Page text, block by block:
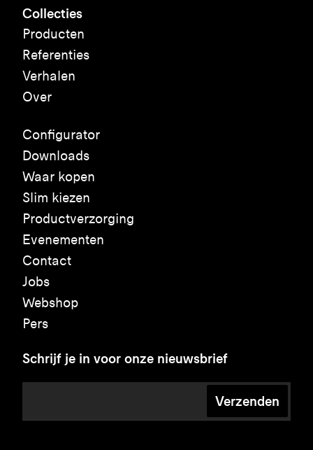
Collecties
Producten
Referenties
Verhalen
Over
Configurator
Downloads
Waar kopen
Slim kiezen
Productverzorging
Evenementen
Contact
Jobs
Webshop
Pers
Schrijf je in voor onze nieuwsbrief
Verzenden